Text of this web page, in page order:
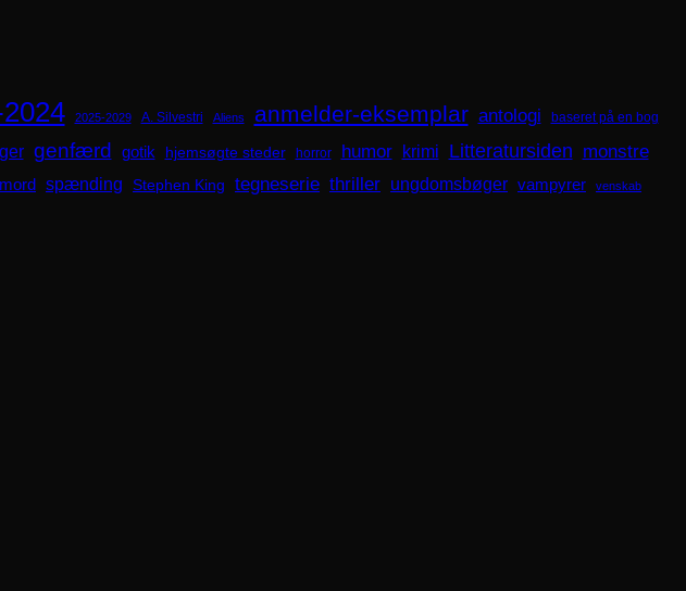
2025-2029 A. Silvestri Aliens anmelder-eksemplar antologi baseret på en bog
genfærd gotik hjemsøgte steder horror humor krimi Litteratursiden monstre
spænding Stephen King tegneserie thriller ungdomsbøger vampyrer venskab